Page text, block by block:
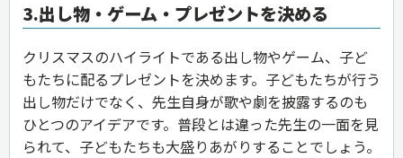
3.出し物・ゲーム・プレゼントを決める
クリスマスのハイライトである出し物やゲーム、子ど
もたちに配るプレゼントを決めます。子どもたちが行う
出し物だけでなく、先生自身が歌や劇を披露するのも
ひとつのアイデアです。普段とは違った先生の一面を見
られて、子どもたちも大盛りあがりすることでしょう。